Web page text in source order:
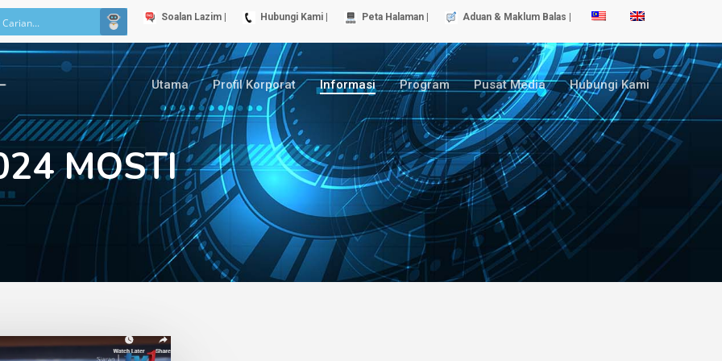
Soalan Lazim | Hubungi Kami | Peta Halaman | Aduan & Maklum Balas |
Utama Profil Korporat Informasi Program Pusat Media Hubungi Kami
MOSTI